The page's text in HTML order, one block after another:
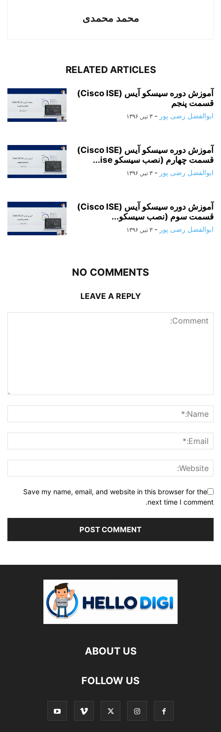
محمد محمدی
RELATED ARTICLES
آموزش دوره سیسکو آیس (Cisco ISE)
قسمت پنجم
ابوالفضل رضی پور - ۳ تیر, ۱۳۹۶
آموزش دوره سیسکو آیس (Cisco ISE)
قسمت چهارم (نصب سیسکو ise...
ابوالفضل رضی پور - ۳ تیر, ۱۳۹۶
آموزش دوره سیسکو آیس (Cisco ISE)
قسمت سوم (نصب سیسکو...
ابوالفضل رضی پور - ۳ تیر, ۱۳۹۶
NO COMMENTS
LEAVE A REPLY
Save my name, email, and website in this browser for the
next time I comment.
ABOUT US
FOLLOW US